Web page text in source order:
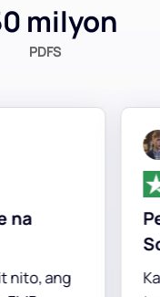
milyon
PDFS
ang